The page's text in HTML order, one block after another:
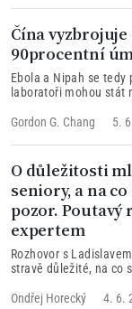
Čína
90procentní
Ebola a Nipah se tedy
laboratoři mohou stát
Gordon G. Chang
5.
O důležitosti
seniory, a na
pozor. Poutavý
expertem
Rozhovor s
stravě důležité, na co
kvalita mléčných
Ondřej Horecký 4. 6.